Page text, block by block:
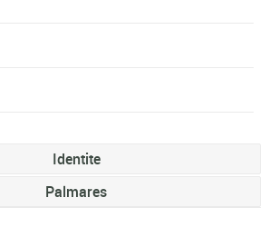
Identite
Palmares